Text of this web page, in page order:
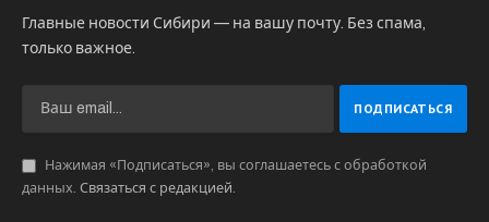
Главные новости Сибири — на вашу почту. Без спама,
только важное.
Нажимая «Подписаться», вы соглашаетесь с обработкой
данных. Связаться с редакцией.